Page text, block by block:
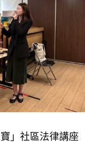
」社區法律講座